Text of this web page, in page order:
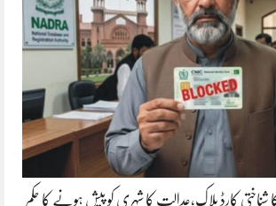
شناختی کارڈ بلاک،عدالت کا شہری کو پیش ہونے کا حکم